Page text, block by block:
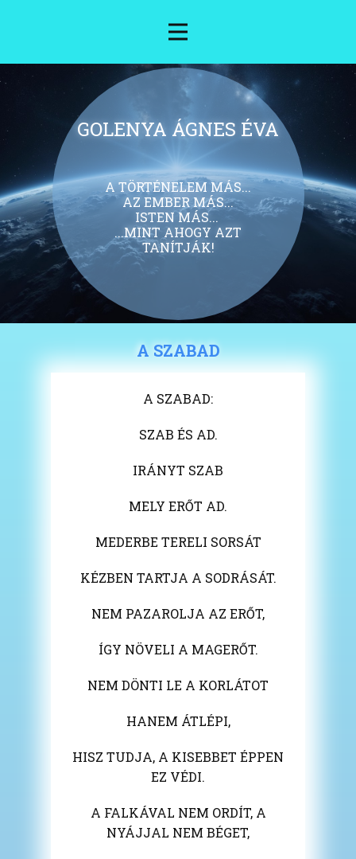
GOLENYA ÁGNES ÉVA
A TÖRTÉNELEM MÁS...
AZ EMBER MÁS...
ISTEN MÁS...
...MINT AHOGY AZT
TANÍTJÁK!
A SZABAD
A SZABAD:
SZAB ÉS AD.
IRÁNYT SZAB
MELY ERŐT AD.
MEDERBE TERELI SORSÁT
KÉZBEN TARTJA A SODRÁSÁT.
NEM PAZAROLJA AZ ERŐT,
ÍGY NÖVELI A MAGERŐT.
NEM DÖNTI LE A KORLÁTOT
HANEM ÁTLÉPI,
HISZ TUDJA, A KISEBBET ÉPPEN
EZ VÉDI.
A FALKÁVAL NEM ORDÍT, A
NYÁJJAL NEM BÉGET,